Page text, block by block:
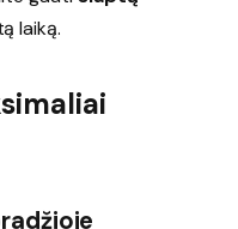
laiką.